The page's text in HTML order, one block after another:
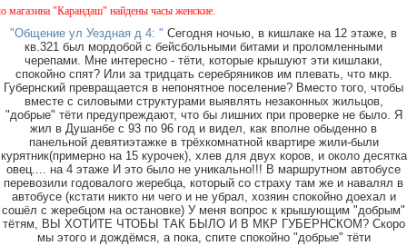
"Карандаш" найдены часы женские.
"Общение ул Уездная д 4: " Сегодня ночью, в кишлаке на 12 этаже, в
кв.321 был мордобой с бейсбольными битами и проломленными
черепами. Мне интересно - тёти, которые крышуют эти кишлаки,
спокойно спят? Или за тридцать серебряников им плевать, что мкр.
Губернский превращается в непонятное поселение? Вместо того, чтобы
вместе с силовыми структурами выявлять незаконных жильцов,
"добрые" тёти предупреждают, что бы лишних при проверке не было. Я
жил в Душанбе с 93 по 96 год и видел, как вполне обыденно в
панельной девятиэтажке в трёхкомнатной квартире жили-были
курятник(примерно на 15 курочек), хлев для двух коров, и около десятка
овец.... на 4 этаже И это было не уникально!!! В маршрутном автобусе
перевозили годовалого жеребца, который со страху там же и навалял в
автобусе (кстати никто ни чего и не убрал, хозяин спокойно доехал и
сошёл с жеребцом на остановке) У меня вопрос к крышующим "добрым"
тётям, ВЫ ХОТИТЕ ЧТОБЫ ТАК БЫЛО И В МКР ГУБЕРНСКОМ? Скоро
мы этого и дождёмся, а пока, спите спокойно "добрые" тёти